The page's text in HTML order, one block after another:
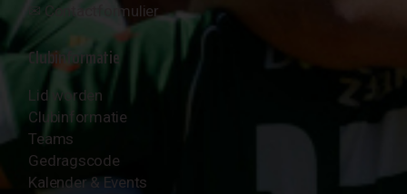
✉︎ Contactformulier
Clubinformatie
Lid worden
Clubinformatie
Teams
Gedragscode
Kalender & Events